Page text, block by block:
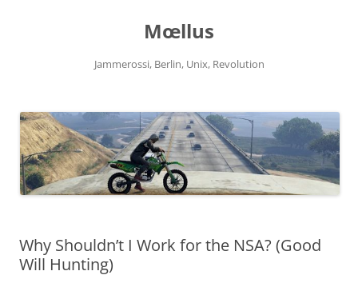
Mœllus
Jammerossi, Berlin, Unix, Revolution
Why Shouldn’t I Work for the NSA? (Good
Will Hunting)